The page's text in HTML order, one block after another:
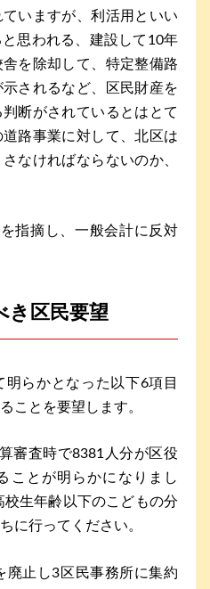
いますが、利活用といい
思われる、建設して10年
を除却して、特定整備路
されるなど、区民財産を
断がされているとはとて
路事業に対して、北区は
なければならないのか、
指摘し、一般会計に反対
き区民要望
らかとなった以下6項目
ことを要望します。
審査時で8381人分が区役
ことが明らかになりまし
生年齢以下のこどもの分
に行ってください。
廃止し3区民事務所に集約